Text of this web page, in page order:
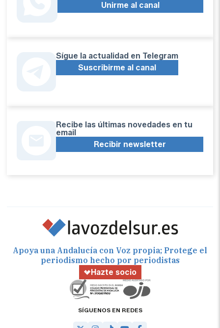
Unirme al canal
Sígue la actualidad en Telegram
Suscribirme al canal
Recibe las últimas novedades en tu
email
Recibir newsletter
Apoya una Andalucía con Voz propia; Protege el
periodismo hecho por periodistas
Hazte socio
SÍGUENOS EN REDES